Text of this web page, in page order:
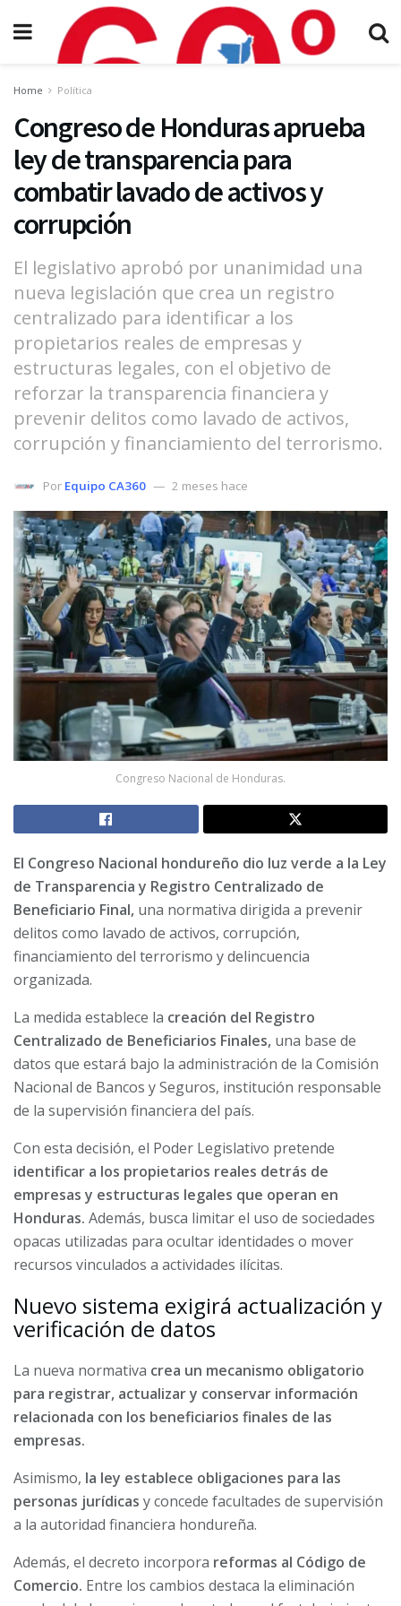
Home Política
Congreso de Honduras aprueba
ley de transparencia para
combatir lavado de activos y
corrupción
El legislativo aprobó por unanimidad una
nueva legislación que crea un registro
centralizado para identificar a los
propietarios reales de empresas y
estructuras legales, con el objetivo de
reforzar la transparencia financiera y
prevenir delitos como lavado de activos,
corrupción y financiamiento del terrorismo.
Por Equipo CA360 2 meses hace
Congreso Nacional de Honduras.
El Congreso Nacional hondureño dio luz verde a la Ley
de Transparencia y Registro Centralizado de
Beneficiario Final, una normativa dirigida a prevenir
delitos como lavado de activos, corrupción,
financiamiento del terrorismo y delincuencia
organizada.
La medida establece la creación del Registro
Centralizado de Beneficiarios Finales, una base de
datos que estará bajo la administración de la Comisión
Nacional de Bancos y Seguros, institución responsable
de la supervisión financiera del país.
Con esta decisión, el Poder Legislativo pretende
identificar a los propietarios reales detrás de
empresas y estructuras legales que operan en
Honduras. Además, busca limitar el uso de sociedades
opacas utilizadas para ocultar identidades o mover
recursos vinculados a actividades ilícitas.
Nuevo sistema exigirá actualización y
verificación de datos
La nueva normativa crea un mecanismo obligatorio
para registrar, actualizar y conservar información
relacionada con los beneficiarios finales de las
empresas.
Asimismo, la ley establece obligaciones para las
personas jurídicas y concede facultades de supervisión
a la autoridad financiera hondureña.
Además, el decreto incorpora reformas al Código de
Comercio. Entre los cambios destaca la eliminación